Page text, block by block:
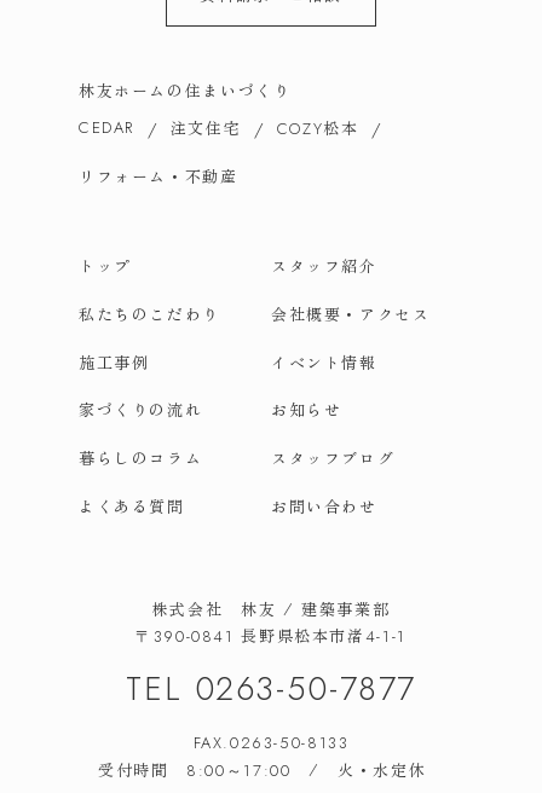
林友ホームの住まいづくり
CEDAR
注文住宅 COZY松本
リフォーム・不動産
トップ スタッフ紹介
私たちのこだわり 会社概要・アクセス
施工事例 イベント情報
家づくりの流れ お知らせ
暮らしのコラム スタッフブログ
よくある質問 お問い合わせ
株式会社 林友 / 建築事業部
〒390-0841 長野県松本市渚4-1-1
TEL 0263-50-7877
FAX.0263-50-8133
受付時間 8:00～17:00 / 火・水定休